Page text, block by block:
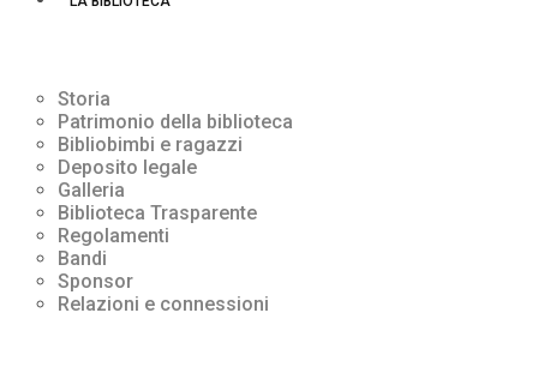
Storia
Patrimonio della biblioteca
Bibliobimbi e ragazzi
Deposito legale
Galleria
Biblioteca Trasparente
Regolamenti
Bandi
Sponsor
Relazioni e connessioni